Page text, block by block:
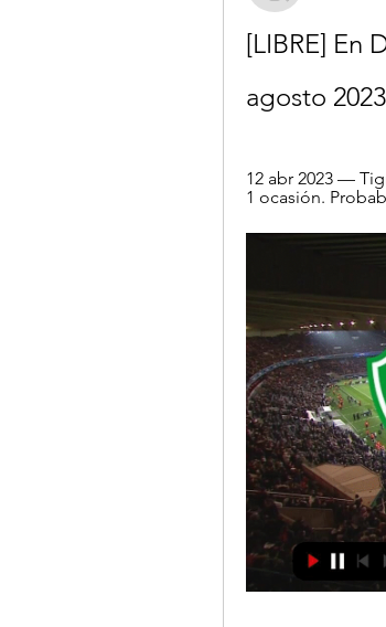
[LIBRE] En
agosto 2023
12 abr 2023 —
1 ocasión.